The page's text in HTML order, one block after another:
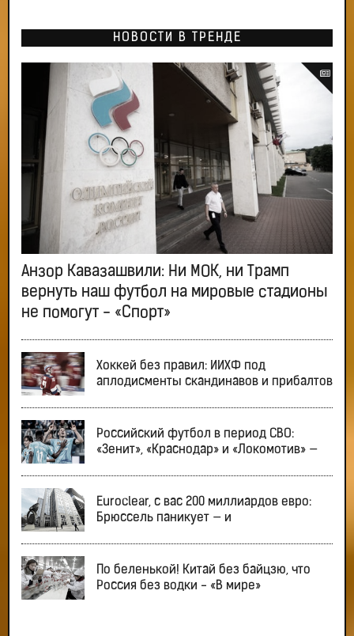
НОВОСТИ В ТРЕНДЕ
Анзор Кавазашвили: Ни МОК, ни Трамп
вернуть наш футбол на мировые стадионы
не помогут - «Спорт»
Хоккей без правил: ИИХФ под
аплодисменты скандинавов и прибалтов
Российский футбол в период СВО:
«Зенит», «Краснодар» и «Локомотив» —
Euroclear, с вас 200 миллиардов евро:
Брюссель паникует — и
По беленькой! Китай без байцзю, что
Россия без водки - «В мире»